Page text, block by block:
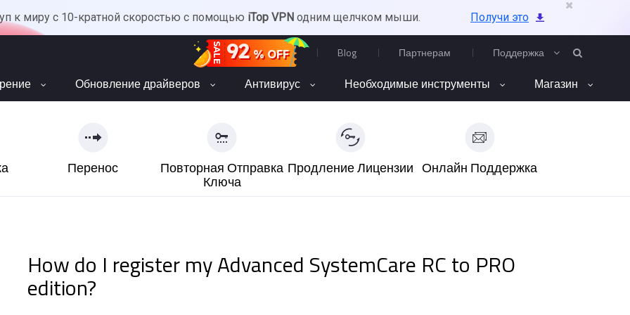
к миру с 10-кратной скоростью с помощью iTop VPN одним щелчком мыши. Получи это
SALE 92% OFF Blog Партнерам Поддержка
Обновление драйверов Антивирус Необходимые инструменты Магазин
Перенос Повторная Отправка
Ключа
Продление Лицензии Онлайн Поддержка
How do I register my Advanced SystemCare RC to PRO
edition?